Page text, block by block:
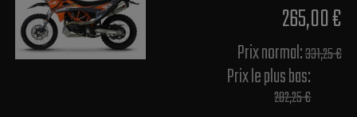
265,00 €
Prix normal​:331,25 €
Prix le plus bas:
282,25 €